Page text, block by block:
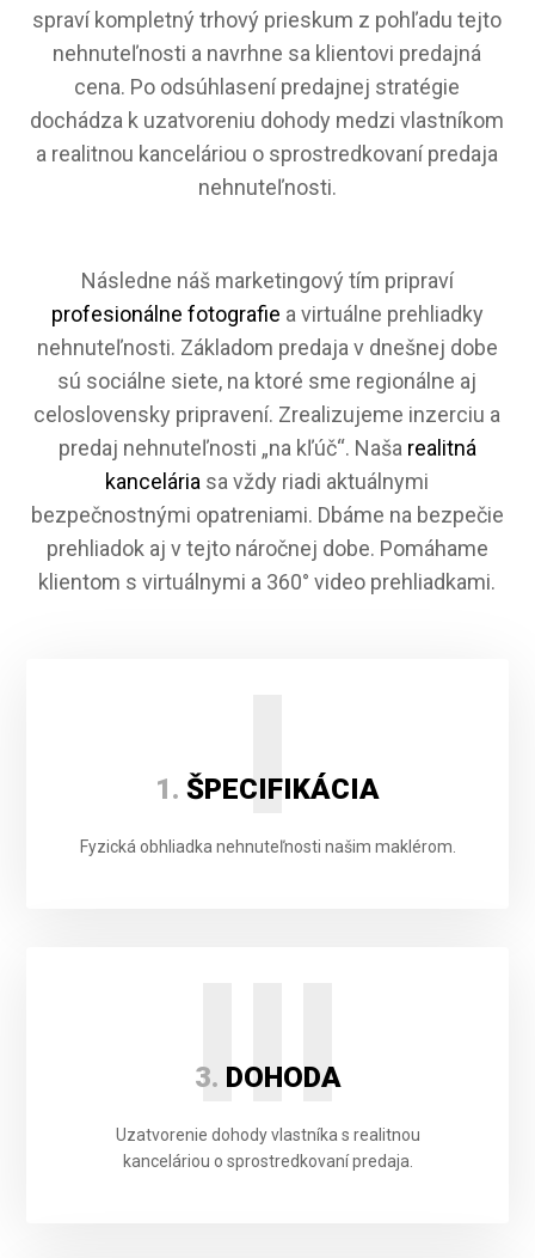
spraví kompletný trhový prieskum z pohľadu tejto
nehnuteľnosti a navrhne sa klientovi predajná
cena. Po odsúhlasení predajnej stratégie
dochádza k uzatvoreniu dohody medzi vlastníkom
a realitnou kanceláriou o sprostredkovaní predaja
nehnuteľnosti.
Následne náš marketingový tím pripraví
profesionálne fotografie a virtuálne prehliadky
nehnuteľnosti. Základom predaja v dnešnej dobe
sú sociálne siete, na ktoré sme regionálne aj
celoslovensky pripravení. Zrealizujeme inzerciu a
predaj nehnuteľnosti „na kľúč“. Naša realitná
kancelária sa vždy riadi aktuálnymi
bezpečnostnými opatreniami. Dbáme na bezpečie
prehliadok aj v tejto náročnej dobe. Pomáhame
klientom s virtuálnymi a 360° video prehliadkami.
I
1. ŠPECIFIKÁCIA
Fyzická obhliadka nehnuteľnosti našim maklérom.
III
3. DOHODA
Uzatvorenie dohody vlastníka s realitnou
kanceláriou o sprostredkovaní predaja.